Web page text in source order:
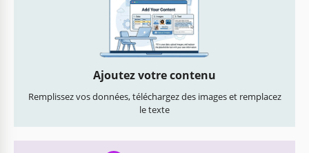
Ajoutez votre contenu
Remplissez vos données, téléchargez des images et remplacez
le texte